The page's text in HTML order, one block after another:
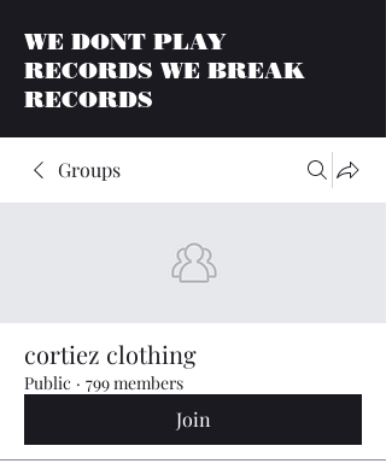
WE DONT PLAY
RECORDS WE BREAK
RECORDS
Groups
cortiez clothing
Public · 799 members
Join